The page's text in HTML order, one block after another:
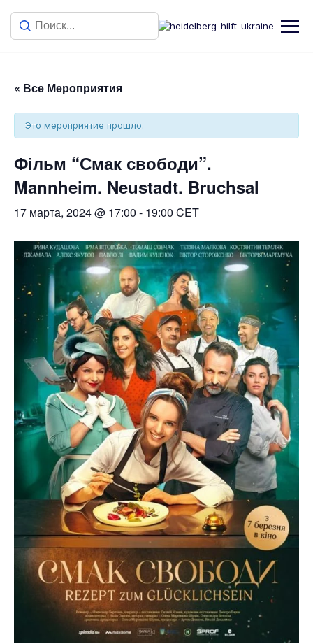
« Все Мероприятия
Это мероприятие прошло.
Фільм “Смак свободи”.
Mannheim. Neustadt. Bruchsal
17 марта, 2024 @ 17:00 - 19:00 CET